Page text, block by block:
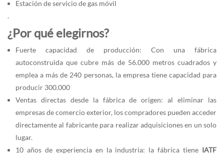
Estación de servicio de gas móvil
.
¿Por qué elegirnos?
Fuerte capacidad de producción: Con una fábrica
autoconstruida que cubre más de 56.000 metros cuadrados y
emplea a más de 240 personas, la empresa tiene capacidad para
producir 300.000
Ventas directas desde la fábrica de origen: al eliminar las
empresas de comercio exterior, los compradores pueden acceder
directamente al fabricante para realizar adquisiciones en un solo
lugar.
10 años de experiencia en la industria: la fábrica tiene IATF